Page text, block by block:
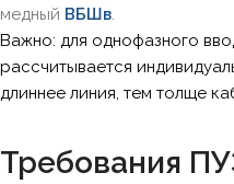
медный ВБШв.
Важно: для однофазного
рассчитывается
длиннее линия, тем толще
Требования